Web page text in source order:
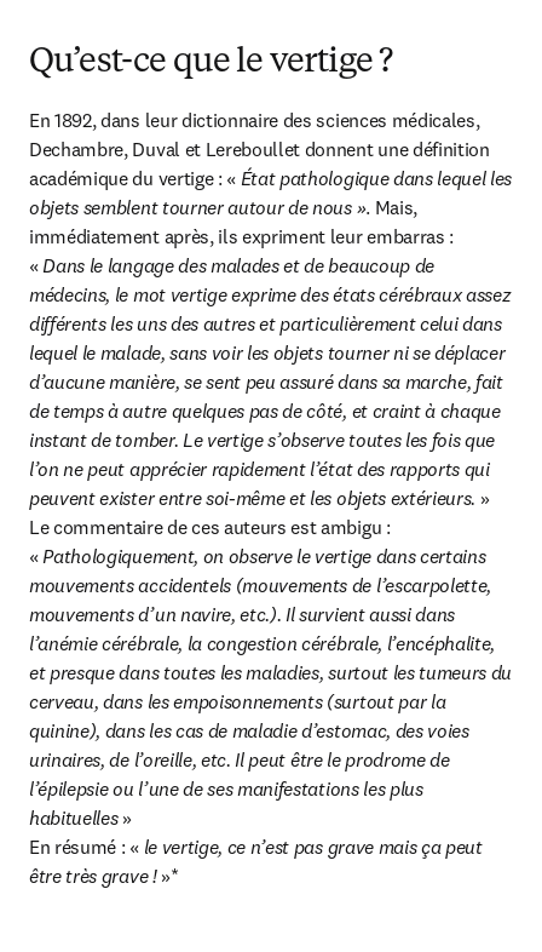
Qu’est-ce que le vertige ?
En 1892, dans leur dictionnaire des sciences médicales,
Dechambre, Duval et Lereboullet donnent une définition
académique du vertige : « État pathologique dans lequel les
objets semblent tourner autour de nous ». Mais,
immédiatement après, ils expriment leur embarras :
« Dans le langage des malades et de beaucoup de
médecins, le mot vertige exprime des états cérébraux assez
différents les uns des autres et particulièrement celui dans
lequel le malade, sans voir les objets tourner ni se déplacer
d’aucune manière, se sent peu assuré dans sa marche, fait
de temps à autre quelques pas de côté, et craint à chaque
instant de tomber. Le vertige s’observe toutes les fois que
l’on ne peut apprécier rapidement l’état des rapports qui
peuvent exister entre soi-même et les objets extérieurs. »
Le commentaire de ces auteurs est ambigu :
« Pathologiquement, on observe le vertige dans certains
mouvements accidentels (mouvements de l’escarpolette,
mouvements d’un navire, etc.). Il survient aussi dans
l’anémie cérébrale, la congestion cérébrale, l’encéphalite,
et presque dans toutes les maladies, surtout les tumeurs du
cerveau, dans les empoisonnements (surtout par la
quinine), dans les cas de maladie d’estomac, des voies
urinaires, de l’oreille, etc. Il peut être le prodrome de
l’épilepsie ou l’une de ses manifestations les plus
habituelles »
En résumé : « le vertige, ce n’est pas grave mais ça peut
être très grave ! »*